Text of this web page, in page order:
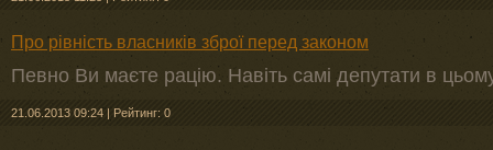
Про рівність власників зброї перед законом
Певно Ви маєте рацію. Навіть самі депутати в
21.06.2013 09:24 | Рейтинг: 0